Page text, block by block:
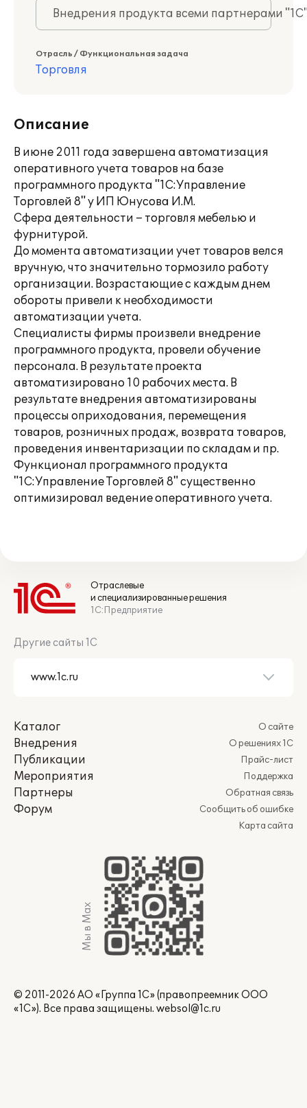
Внедрения продукта всеми партнерами
Отрасль / Функциональная задача
Торговля
Описание
В июне 2011 года завершена автоматизация
оперативного учета товаров на базе
программного продукта "1С:Управление
Торговлей 8" у ИП Юнусова И.М.
Сфера деятельности – торговля мебелью и
фурнитурой.
До момента автоматизации учет товаров велся
вручную, что значительно тормозило работу
организации. Возрастающие с каждым днем
обороты привели к необходимости
автоматизации учета.
Специалисты фирмы произвели внедрение
программного продукта, провели обучение
персонала. В результате проекта
автоматизировано 10 рабочих места. В
результате внедрения автоматизированы
процессы оприходования, перемещения
товаров, розничных продаж, возврата товаров,
проведения инвентаризации по складам и пр.
Функционал программного продукта
"1С:Управление Торговлей 8" существенно
оптимизировал ведение оперативного учета.
Отраслевые
и специализированные решения
1С:Предприятие
Другие сайты 1С
Каталог
Внедрения
Публикации
Мероприятия
Партнеры
Форум
О сайте
О решениях 1С
Прайс-лист
Поддержка
Обратная связь
Сообщить об ошибке
Карта сайта
Мы в Max
© 2011-2026 АО «Группа 1С» (правопреемник ООО
«1С»). Все права защищены. websol@1c.ru